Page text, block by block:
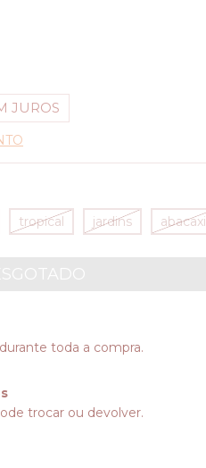
JUROS
tropical jardins abacaxi
toda a compra.
trocar ou devolver.